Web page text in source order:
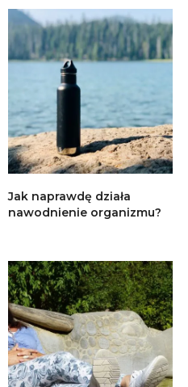
Jak naprawdę działa
nawodnienie organizmu?